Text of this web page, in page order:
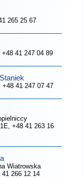
265 25 67
+48 41 247 04 89
, +48 41 247 07 47
, +48 41 263 16
Wiatrowska
266 12 14